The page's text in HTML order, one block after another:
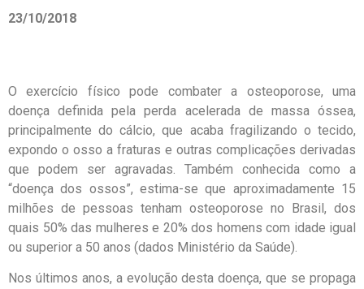
23/10/2018
O exercício físico pode combater a osteoporose, uma
doença definida pela perda acelerada de massa óssea,
principalmente do cálcio, que acaba fragilizando o tecido,
expondo o osso a fraturas e outras complicações derivadas
que podem ser agravadas. Também conhecida como a
“doença dos ossos”, estima-se que aproximadamente 15
milhões de pessoas tenham osteoporose no Brasil, dos
quais 50% das mulheres e 20% dos homens com idade igual
ou superior a 50 anos (dados Ministério da Saúde).
Nos últimos anos, a evolução desta doença, que se propaga